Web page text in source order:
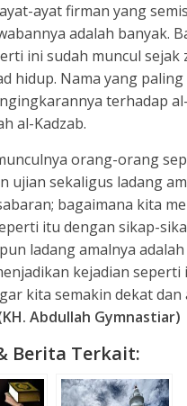
ayat firman yang
adalah banyak.
ini sudah muncul sejak
hidup. Nama yang
terhadap
al-Kadzab.
orang-orang
ujian sekaligus ladang
bagaimana kita
itu dengan sikap-
ladang amalnya
kejadian seperti
kita semakin dekat
Abdullah Gymnastiar)
Berita Terkait: